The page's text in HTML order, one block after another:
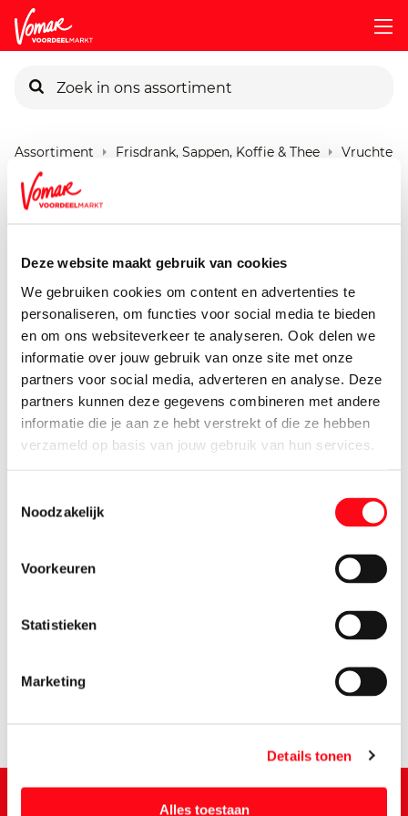
Deze website maakt gebruik van cookies
We gebruiken cookies om content en advertenties te
personaliseren, om functies voor social media te bieden
en om ons websiteverkeer te analyseren. Ook delen we
informatie over jouw gebruik van onze site met onze
partners voor social media, adverteren en analyse. Deze
partners kunnen deze gegevens combineren met andere
informatie die je aan ze hebt verstrekt of die ze hebben
verzameld op basis van jouw gebruik van hun services.
Noodzakelijk
Voorkeuren
Statistieken
Marketing
Details tonen
Alles toestaan
Pincode vergeten
Persoonlijk KIK-account
Assortiment Frisdrank, Sappen, Koffie & Thee
G'woon Sinaasappel
1.79